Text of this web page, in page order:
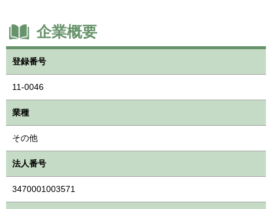
企業概要
登録番号
11-0046
業種
その他
法人番号
3470001003571